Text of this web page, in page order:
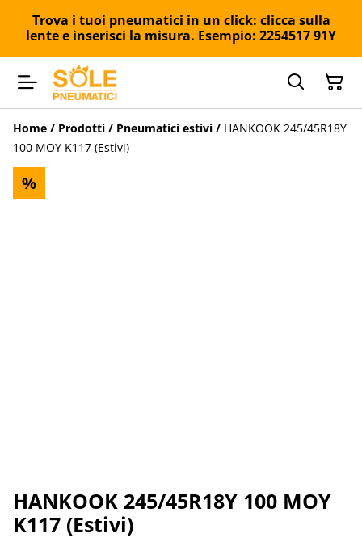
Trova i tuoi pneumatici in un click: clicca sulla
lente e inserisci la misura. Esempio: 2254517 91Y
Home / Prodotti / Pneumatici estivi / HANKOOK 245/45R18Y
100 MOY K117 (Estivi)
%
HANKOOK 245/45R18Y 100 MOY
K117 (Estivi)